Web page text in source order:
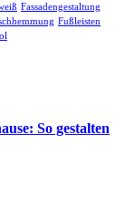
Fassadengestaltung
Fußleisten
So gestalten